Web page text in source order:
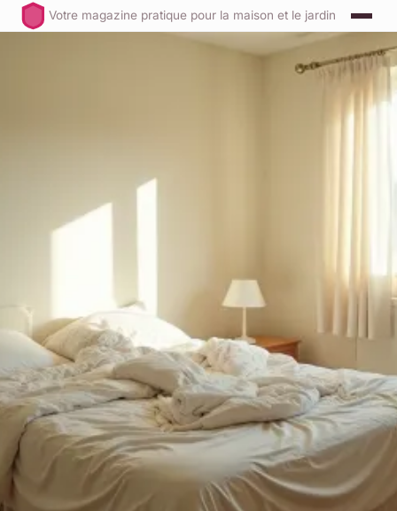
Votre magazine pratique pour la maison et le jardin